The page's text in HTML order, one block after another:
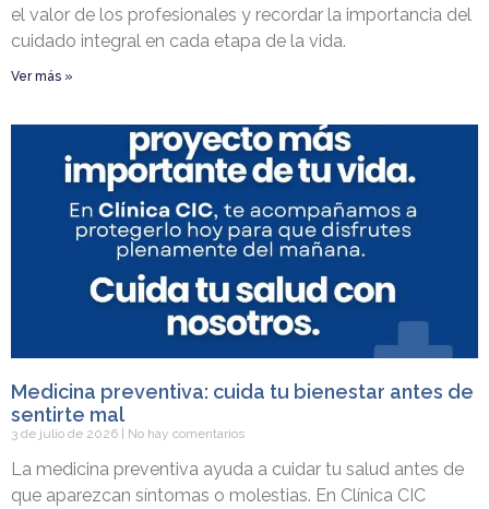
el valor de los profesionales y recordar la importancia del
cuidado integral en cada etapa de la vida.
Ver más »
Medicina preventiva: cuida tu bienestar antes de
sentirte mal
3 de julio de 2026 No hay comentarios
La medicina preventiva ayuda a cuidar tu salud antes de
que aparezcan síntomas o molestias. En Clínica CIC